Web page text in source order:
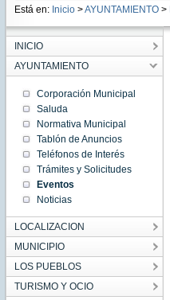
Está en: Inicio >AYUNTAMIENTO>
INICIO
AYUNTAMIENTO
Corporación Municipal
Saluda
Normativa Municipal
Tablón de Anuncios
Teléfonos de Interés
Trámites y Solicitudes
Eventos
Noticias
LOCALIZACION
MUNICIPIO
LOS PUEBLOS
TURISMO Y OCIO